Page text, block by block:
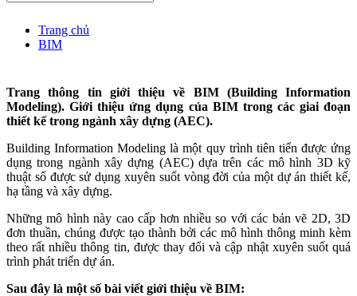
Trang chủ
BIM
Trang thông tin giới thiệu về BIM (Building Information
Modeling). Giới thiệu ứng dụng của BIM trong các giai đoạn
thiết kế trong ngành xây dựng (AEC).
Building Information Modeling là một quy trình tiên tiến được ứng
dụng trong ngành xây dựng (AEC) dựa trên các mô hình 3D kỹ
thuật số được sử dụng xuyên suốt vòng đời của một dự án thiết kế,
hạ tầng và xây dựng.
Những mô hình này cao cấp hơn nhiều so với các bản vẽ 2D, 3D
đơn thuần, chúng được tạo thành bởi các mô hình thông minh kèm
theo rất nhiều thông tin, được thay đổi và cập nhật xuyên suốt quá
trình phát triển dự án.
Sau đây là một số bài viết giới thiệu về BIM: